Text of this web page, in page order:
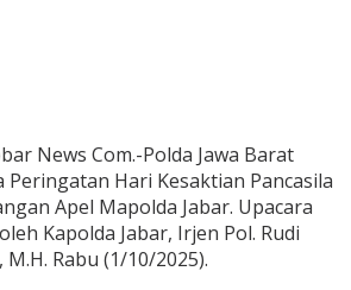
News Com.-Polda Jawa Barat
Peringatan Hari Kesaktian Pancasila
Apel Mapolda Jabar. Upacara
Kapolda Jabar, Irjen Pol. Rudi
M.H. Rabu (1/10/2025).